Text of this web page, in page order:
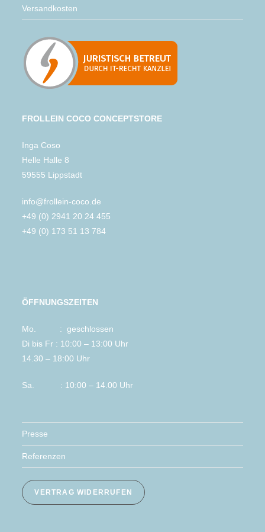
Versandkosten
FROLLEIN COCO CONCEPTSTORE
Inga Coso
Helle Halle 8
59555 Lippstadt
info@frollein-coco.de
+49 (0) 2941 20 24 455
+49 (0) 173 51 13 784
ÖFFNUNGSZEITEN
Mo. : geschlossen
Di bis Fr : 10:00 – 13:00 Uhr
14.30 – 18:00 Uhr
Sa. : 10:00 – 14.00 Uhr
Presse
Referenzen
VERTRAG WIDERRUFEN